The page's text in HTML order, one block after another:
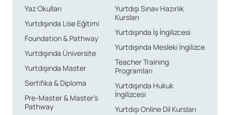
isteyenlere hitap ederken, yurtlar uluslararası bir
atmosferde yeni insanlarla tanışma olanağı sağlar.
Tüm bu seçenekler, öğrencinin ihtiyaçlarına göre
şekillendirilebilir.
Yaşam Maliyetleri ve Bütçe Yönetimi
Santa Monica, Kaliforniya’nın sahil bölgesi olması
nedeniyle yaşam maliyetleri nispeten yüksek bir
şehirdir. Aylık ortalama 1200-1500 USD civarındaki bir
Yaz Okulları
Yurtdışında Lise Eğitimi
Foundation & Pathway
Yurtdışında Üniversite
Yurtdışında Master
Sertifika & Diploma
Pre-Master & Master’s
Pathway
Yurtdışı Sınav Hazırlık
Kursları
Yurtdışında İş İngilizcesi
Yurtdışında Mesleki İngilizce
Teacher Training
Programları
Yurtdışında Hukuk
İngilizcesi
Yurtdışı Online Dil Kursları